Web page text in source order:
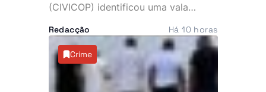
(CIVICOP) identificou uma vala
de Quirima, província de Malanje,
numa descoberta que volta a expor
as marcas profundas deixadas pelos
conflitos que assolaram Angola.
Redacção Há 10 horas
Crime